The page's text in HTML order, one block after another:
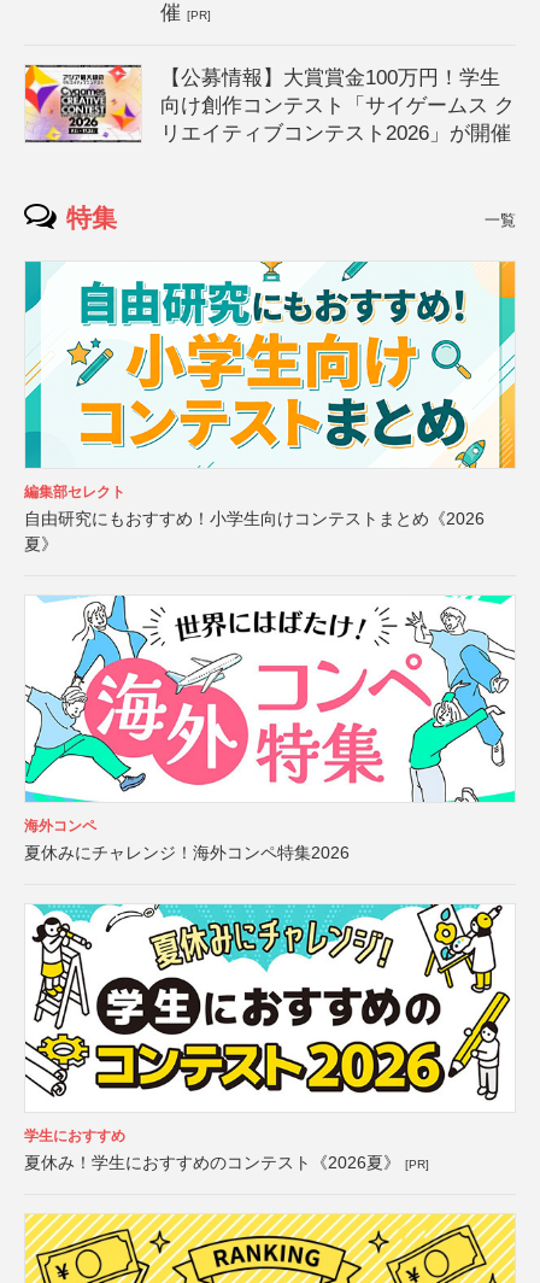
催[PR]
【公募情報】大賞賞金100万円！学生
向け創作コンテスト「サイゲームス ク
リエイティブコンテスト2026」が開催
特集 一覧
編集部セレクト
自由研究にもおすすめ！小学生向けコンテストまとめ《2026
夏》
海外コンペ
夏休みにチャレンジ！海外コンペ特集2026
学生におすすめ
夏休み！学生におすすめのコンテスト《2026夏》 [PR]